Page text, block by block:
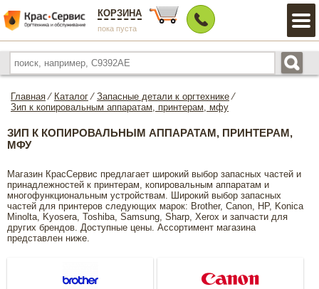
КОРЗИНА
пока пуста
Главная ⁄ Каталог ⁄ Запасные детали к оргтехнике ⁄
Зип к копировальным аппаратам, принтерам, мфу
ЗИП К КОПИРОВАЛЬНЫМ АППАРАТАМ, ПРИНТЕРАМ,
МФУ
Магазин КрасСервис предлагает широкий выбор запасных частей и
принадлежностей к принтерам, копировальным аппаратам и
многофункциональным устройствам. Широкий выбор запасных
частей для принтеров следующих марок: Brother, Canon, HP, Konica
Minolta, Kyosera, Toshiba, Samsung, Sharp, Xerox и запчасти для
других брендов. Доступные цены. Ассортимент магазина
представлен ниже.